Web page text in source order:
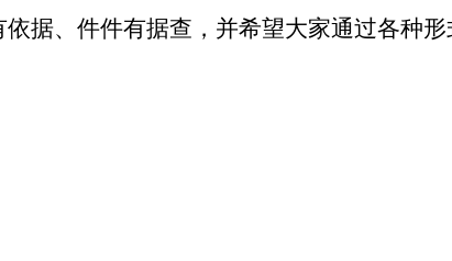
据、件件有据查，并希望大家通过各种